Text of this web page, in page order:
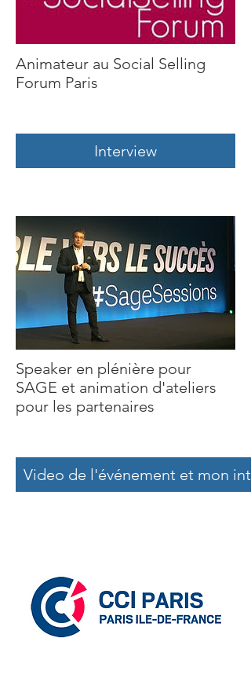
Animateur au Social Selling
Forum Paris
Interview
Speaker en plénière pour
SAGE et animation d'ateliers
pour les partenaires
Video de l'événement et mon